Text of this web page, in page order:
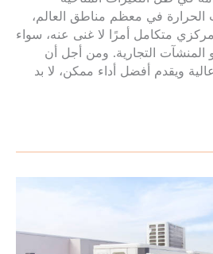
الحرارة في معظم مناطق العالم،
متكامل أمرًا لا غنى عنه، سواء
المنشآت التجارية. ومن أجل أن
ويقدم أفضل أداء ممكن، لا بد